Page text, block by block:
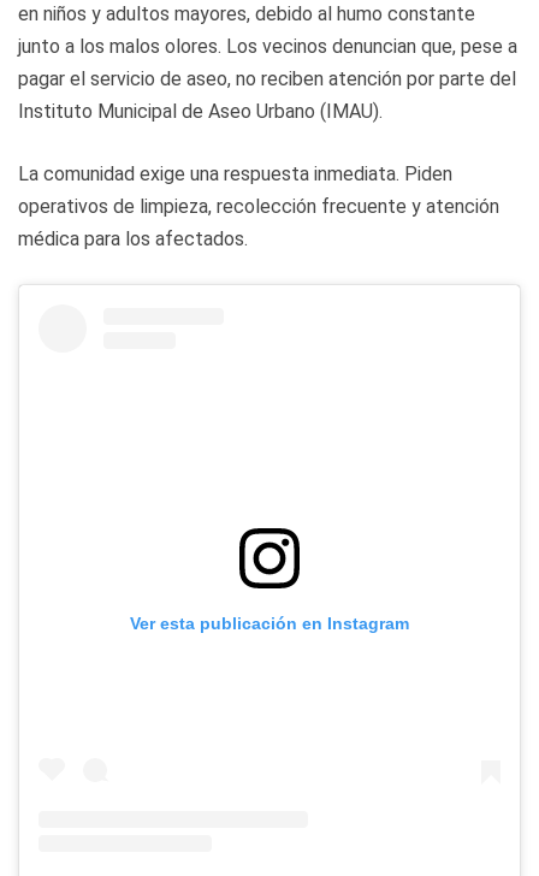
en niños y adultos mayores, debido al humo constante
junto a los malos olores. Los vecinos denuncian que, pese a
pagar el servicio de aseo, no reciben atención por parte del
Instituto Municipal de Aseo Urbano (IMAU).
La comunidad exige una respuesta inmediata. Piden
operativos de limpieza, recolección frecuente y atención
médica para los afectados.
Ver esta publicación en Instagram